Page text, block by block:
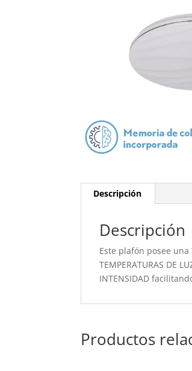
Descripción
Descripción
Este plafón posee una
TEMPERATURAS DE
INTENSIDAD
Productos